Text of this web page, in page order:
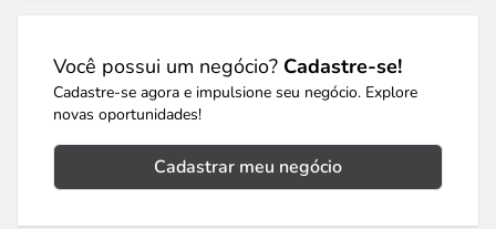
Você possui um negócio? Cadastre-se!
Cadastre-se agora e impulsione seu negócio. Explore
novas oportunidades!
Cadastrar meu negócio